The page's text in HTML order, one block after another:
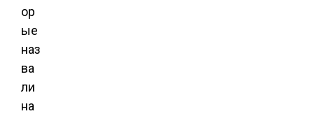
ор
ые
наз
ва
ли
на